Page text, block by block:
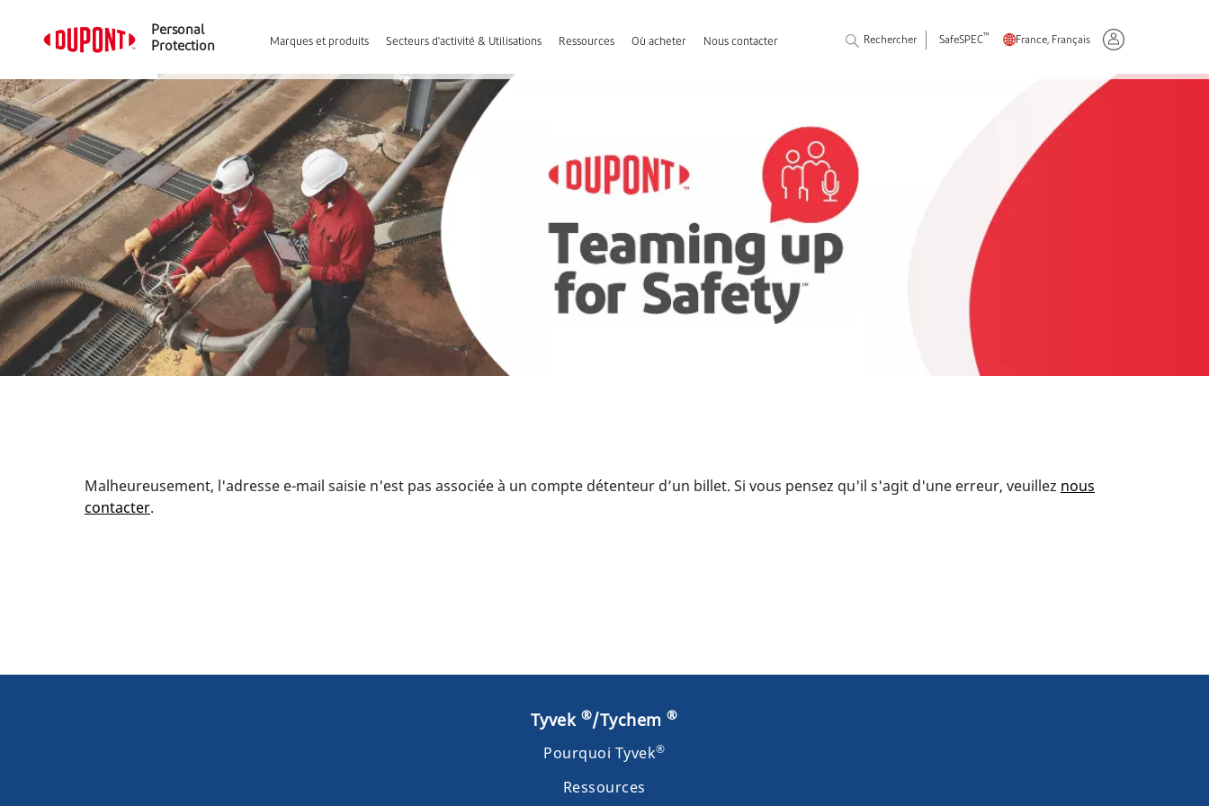
Personal
Protection
Marques et produits Secteurs d'activité & Utilisations Ressources Où acheter Nous contacter Rechercher SafeSPEC™ France, Français
Malheureusement, l'adresse e-mail saisie n'est pas associée à un compte détenteur d’un billet. Si vous pensez qu'il s'agit d'une erreur, veuillez nous
contacter.
Tyvek ®/Tychem®
Pourquoi Tyvek®
Ressources